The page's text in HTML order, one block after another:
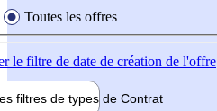
Toutes les offres
le filtre de date de création de l'offre
filtres de types de Contrat